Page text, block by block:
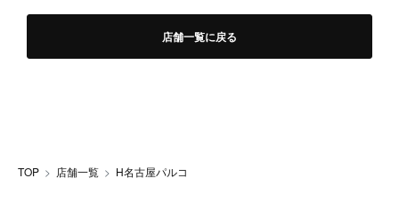
店舗一覧に戻る
TOP 店舗一覧 H名古屋パルコ